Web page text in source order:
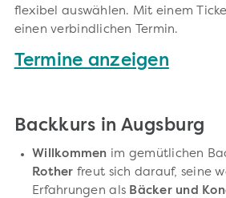
flexibel auswählen. Mit einem
einen verbindlichen Termin.
Termine anzeigen
Backkurs in Augsburg
Willkommen im gemütlichen
Rother freut sich darauf, seine
Erfahrungen als Bäcker und